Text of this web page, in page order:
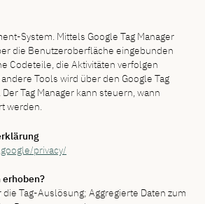
System. Mittels Google Tag Manager
die Benutzeroberfläche eingebunden
Codeteile, die Aktivitäten verfolgen
Tools wird über den Google Tag
Tag Manager kann steuern, wann
werden.
privacy/
Tag-Auslösung; Aggregierte Daten zum